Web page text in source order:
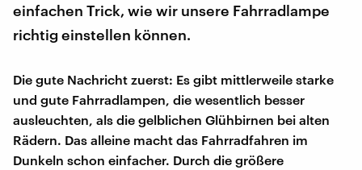
einfachen Trick, wie wir unsere Fahrradlampe
richtig einstellen können.
Die gute Nachricht zuerst: Es gibt mittlerweile starke
und gute Fahrradlampen, die wesentlich besser
ausleuchten, als die gelblichen Glühbirnen bei alten
Rädern. Das alleine macht das Fahrradfahren im
Dunkeln schon einfacher. Durch die größere